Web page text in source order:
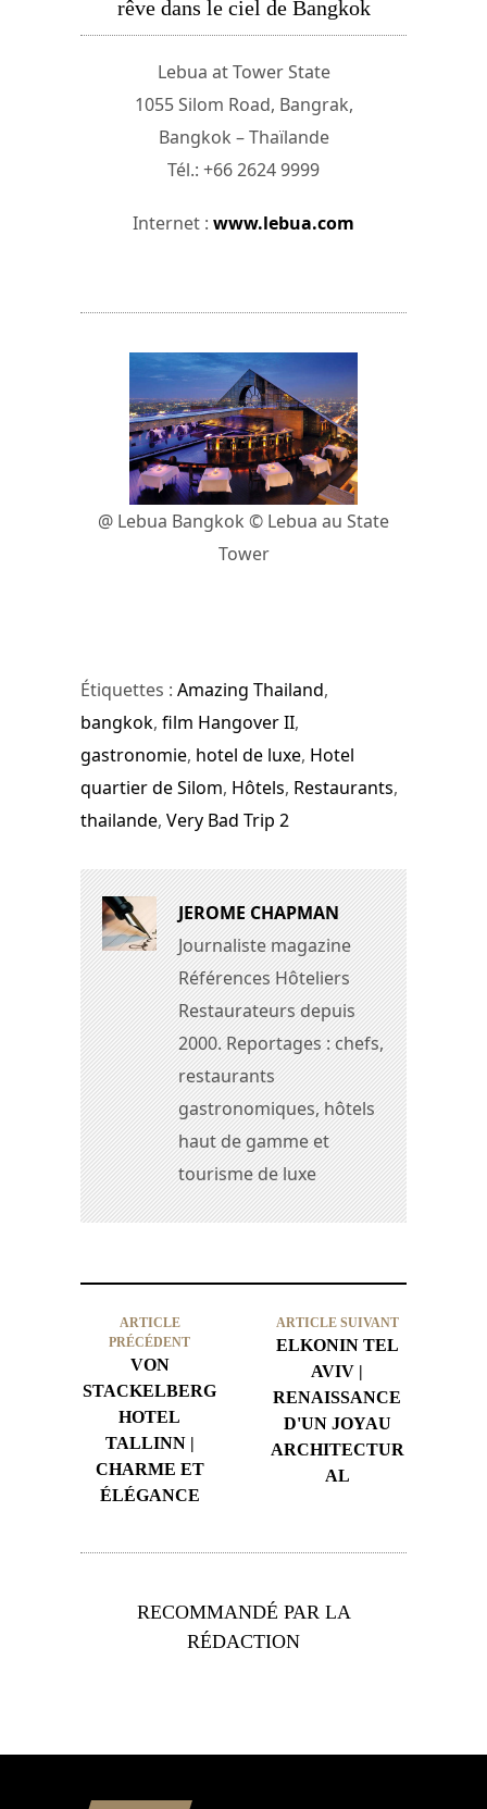
rêve dans le ciel de Bangkok
Lebua at Tower State
1055 Silom Road, Bangrak,
Bangkok – Thaïlande
Tél.: +66 2624 9999
Internet : www.lebua.com
@ Lebua Bangkok © Lebua au State
Tower
Étiquettes : Amazing Thailand,
bangkok, film Hangover II,
gastronomie, hotel de luxe, Hotel
quartier de Silom, Hôtels, Restaurants,
thailande, Very Bad Trip 2
JEROME CHAPMAN
Journaliste magazine
Références Hôteliers
Restaurateurs depuis
2000. Reportages : chefs,
restaurants
gastronomiques, hôtels
haut de gamme et
tourisme de luxe
ARTICLE
PRÉCÉDENT
VON
STACKELBERG
HOTEL
TALLINN |
CHARME ET
ÉLÉGANCE
ARTICLE SUIVANT
ELKONIN TEL
AVIV |
RENAISSANCE
D'UN JOYAU
ARCHITECTUR
AL
RECOMMANDÉ PAR LA
RÉDACTION